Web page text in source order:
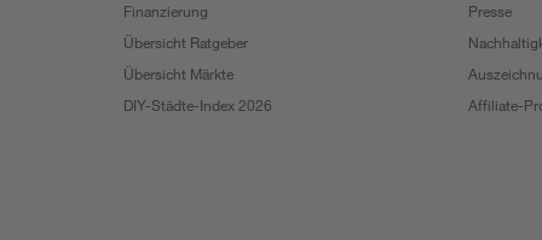
Finanzierung
Übersicht Ratgeber
Übersicht Märkte
DIY-Städte-Index 2026
Presse
Affiliate-